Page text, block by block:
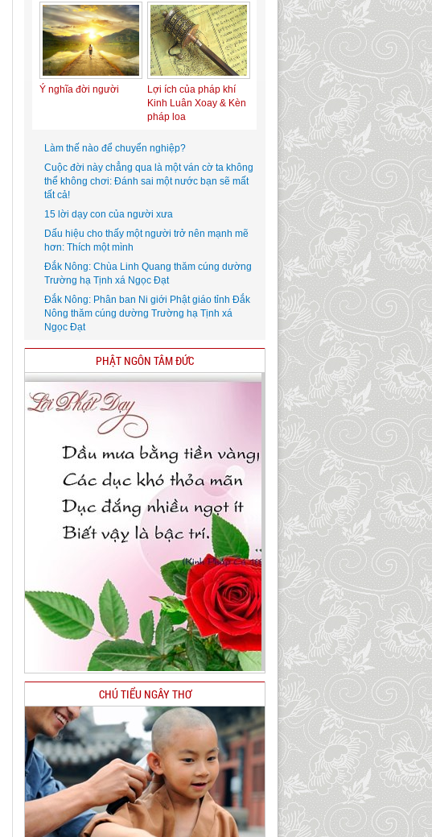
Ý nghĩa đời người
Lợi ích của pháp khí
Kinh Luân Xoay & Kèn
pháp loa
Làm thế nào để chuyển nghiệp?
Cuộc đời này chẳng qua là một ván cờ ta không
thể không chơi: Đánh sai một nước bạn sẽ mất
tất cả!
15 lời dạy con của người xưa
Dấu hiệu cho thấy một người trở nên mạnh mẽ
hơn: Thích một mình
Đắk Nông: Chùa Linh Quang thăm cúng dường
Trường hạ Tịnh xá Ngọc Đạt
Đắk Nông: Phân ban Ni giới Phật giáo tỉnh Đắk
Nông thăm cúng dường Trường hạ Tịnh xá
Ngọc Đạt
PHẬT NGÔN TÂM ĐỨC
CHÚ TIỂU NGÂY THƠ